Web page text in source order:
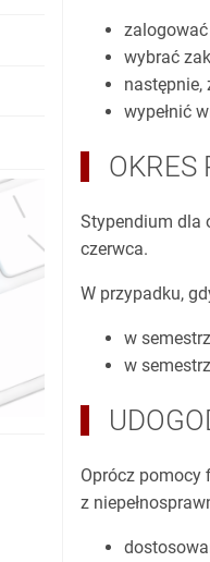
wybrać
wypełnić
OKRES
Stypendium dla
czerwca.
W przypadku,
w
w
Oprócz pomocy
z